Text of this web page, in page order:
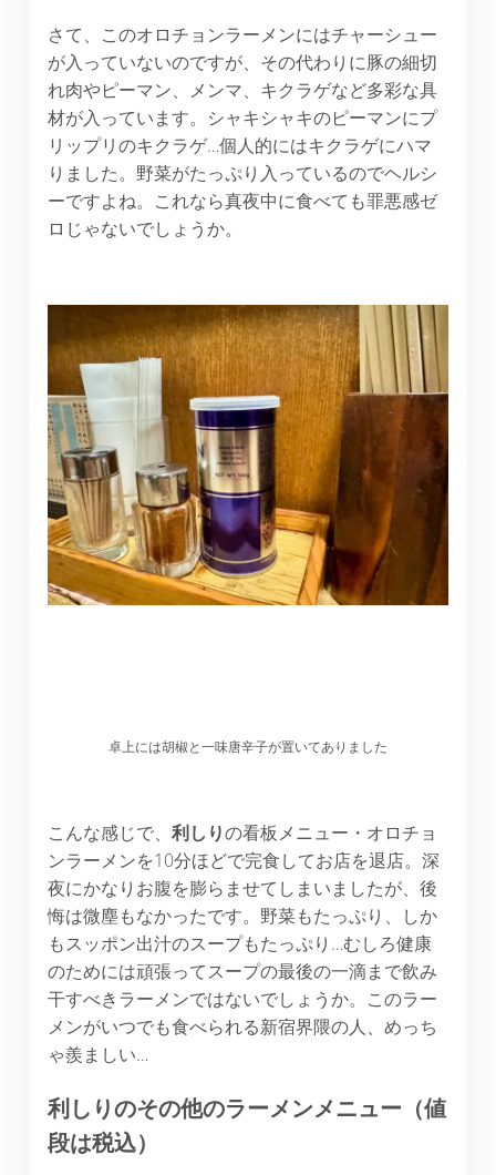
さて、このオロチョンラーメンにはチャーシュー
が入っていないのですが、その代わりに豚の細切
れ肉やピーマン、メンマ、キクラゲなど多彩な具
材が入っています。シャキシャキのピーマンにプ
リップリのキクラゲ…個人的にはキクラゲにハマ
りました。野菜がたっぷり入っているのでヘルシ
ーですよね。これなら真夜中に食べても罪悪感ゼ
ロじゃないでしょうか。
卓上には胡椒と一味唐辛子が置いてありました
こんな感じで、 利しりの看板メニュー・オロチョ
ンラーメンを10分ほどで完食してお店を退店。深
夜にかなりお腹を膨らませてしまいましたが、後
悔は微塵もなかったです。野菜もたっぷり、しか
もスッポン出汁のスープもたっぷり…むしろ健康
のためには頑張ってスープの最後の一滴まで飲み
干すべきラーメンではないでしょうか。このラー
メンがいつでも食べられる新宿界隈の人、めっち
ゃ羨ましい…
利しりのその他のラーメンメニュー（値
段は税込）